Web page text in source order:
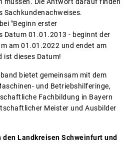
Sachkundenachweises.
"Beginn erster
Datum 01.01.2013 - beginnt der
am 01.01.2022 und endet am
ist dieses Datum!
bietet gemeinsam mit dem
und Betriebshilferinge,
Fachbildung in Bayern
Meister und Ausbilder
Landkreisen Schweinfurt und